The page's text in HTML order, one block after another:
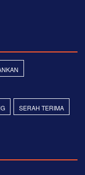
SERAH TERIMA